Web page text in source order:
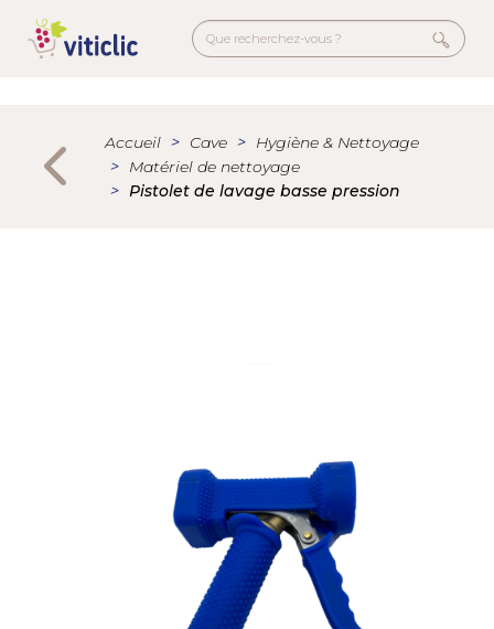
contenu
Accueil Cave
Hygiène & Nettoyage
Matériel de nettoyage
Pistolet de lavage basse pression